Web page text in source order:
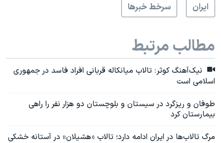
ايران
سرخط خبرها
مطالب مرتبط
نیک‌آهنگ کوثر: تالاب میانکاله قربانی افراد فاسد در جمهوری
اسلامی است
طوفان و ریزگرد در سیستان و بلوچستان دو هزار نفر را راهی
بیمارستان کرد
مرگ تالاب‌ها در ایران ادامه دارد؛ تالاب «هشیلان» در آستانه خشکی